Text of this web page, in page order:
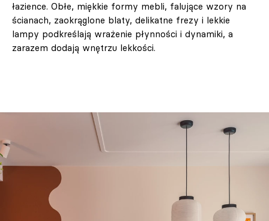
łazience. Obłe, miękkie formy mebli, falujące wzory na
ścianach, zaokrąglone blaty, delikatne frezy i lekkie
lampy podkreślają wrażenie płynności i dynamiki, a
zarazem dodają wnętrzu lekkości.